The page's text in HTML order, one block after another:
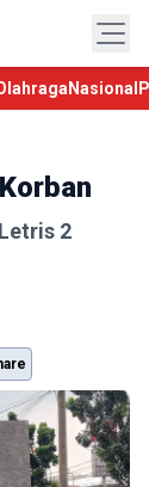
Nasional
2